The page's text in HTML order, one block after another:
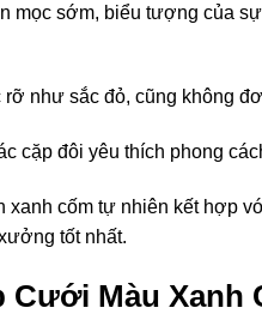
mọc sớm, biểu tượng của
rỡ như sắc đỏ, cũng không
cặp đôi yêu thích phong
xanh cốm tự nhiên kết hợp
tốt nhất.
Màu Xanh